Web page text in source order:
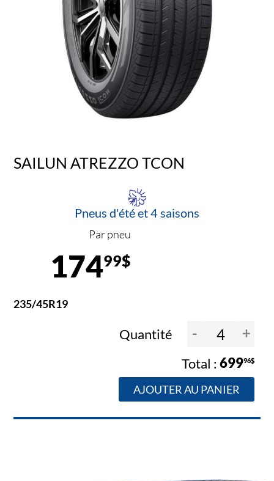
SAILUN ATREZZO TCON
Pneus d'été et 4 saisons
Par pneu
17499$
235/45R19
Quantité - +
69996$
AJOUTER AU PANIER